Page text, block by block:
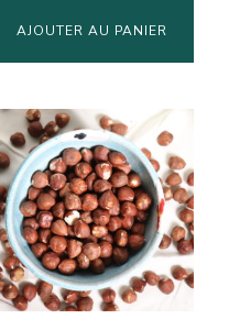
AJOUTER AU PANIER